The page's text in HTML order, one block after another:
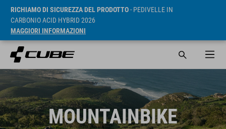
RICHIAMO DI SICUREZZA DEL PRODOTTO- PEDIVELLE IN
CARBONIO ACID HYBRID 2026
MAGGIORI INFORMAZIONI
MOUNTAINBIKE